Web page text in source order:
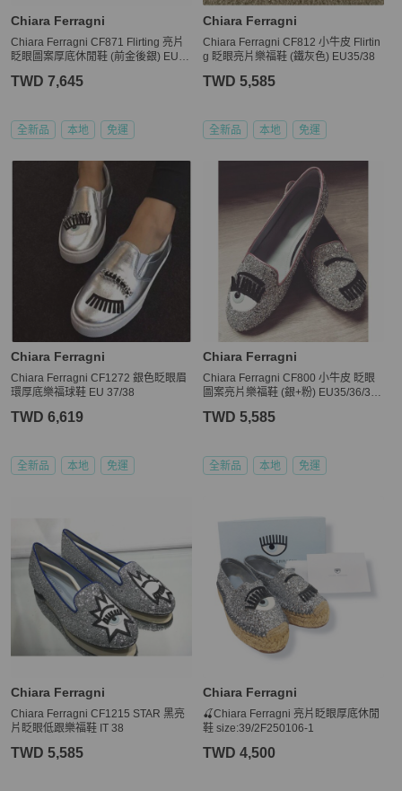
Chiara Ferragni
Chiara Ferragni CF871 Flirting 亮片
眨眼圖案厚底休閒鞋 (前金後銀) EU3
TWD 7,645
全新品 本地 免運
Chiara Ferragni
Chiara Ferragni CF812 小牛皮 Flirtin
g 眨眼亮片樂福鞋 (鐵灰色) EU35/38
TWD 5,585
全新品 本地 免運
Chiara Ferragni
Chiara Ferragni CF1272 銀色眨眼眉
環厚底樂福球鞋 EU 37/38
TWD 6,619
全新品 本地 免運
Chiara Ferragni
Chiara Ferragni CF800 小牛皮 眨眼
圖案亮片樂福鞋 (銀+粉) EU35/36/37/
TWD 5,585
全新品 本地 免運
Chiara Ferragni
Chiara Ferragni CF1215 STAR 黑亮
片眨眼低跟樂福鞋 IT 38
TWD 5,585
Chiara Ferragni
🍒Chiara Ferragni 亮片眨眼厚底休閒
鞋 size:39/2F250106-1
TWD 4,500